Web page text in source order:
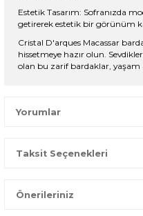
Estetik Tasarım: Sofranızda
getirerek estetik bir görünüm
Cristal D'arques Macassar
hissetmeye hazır olun.
olan bu zarif bardaklar, yaşam
Yorumlar
Bir dakikanızı ayırın,
Taksit Seçenekleri
Önerileriniz